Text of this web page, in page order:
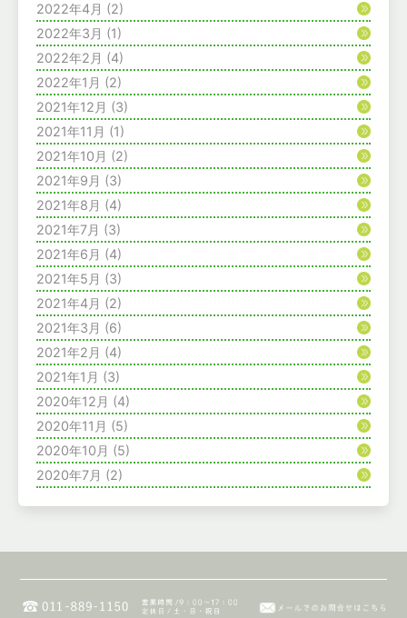
2022年4月 (2)
2022年3月 (1)
2022年2月 (4)
2022年1月 (2)
2021年12月 (3)
2021年11月 (1)
2021年10月 (2)
2021年9月 (3)
2021年8月 (4)
2021年7月 (3)
2021年6月 (4)
2021年5月 (3)
2021年4月 (2)
2021年3月 (6)
2021年2月 (4)
2021年1月 (3)
2020年12月 (4)
2020年11月 (5)
2020年10月 (5)
2020年7月 (2)